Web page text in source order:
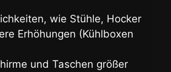
wie Stühle, Hocker
Erhöhungen (Kühlboxen
und Taschen größer